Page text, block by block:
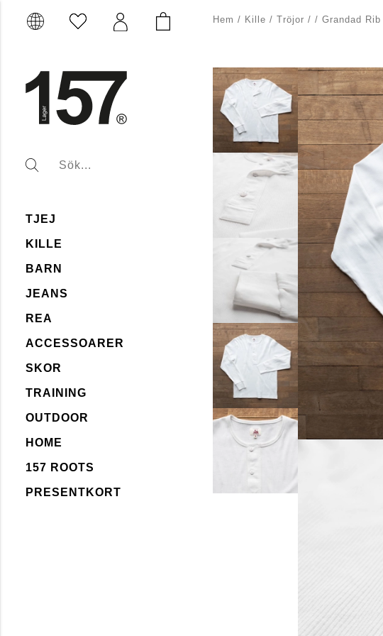
TJEJ
KILLE
BARN
JEANS
REA
ACCESSOARER
SKOR
TRAINING
OUTDOOR
HOME
157 ROOTS
PRESENTKORT
Hem / Kille / Tröjor / / Grandad Rib